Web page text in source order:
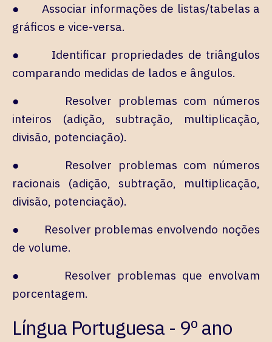
● Associar informações de listas/tabelas a
gráficos e vice-versa.
● Identificar propriedades de triângulos
comparando medidas de lados e ângulos.
● Resolver problemas com números
inteiros (adição, subtração, multiplicação,
divisão, potenciação).
● Resolver problemas com números
racionais (adição, subtração, multiplicação,
divisão, potenciação).
● Resolver problemas envolvendo noções
de volume.
● Resolver problemas que envolvam
porcentagem.
Língua Portuguesa - 9º ano